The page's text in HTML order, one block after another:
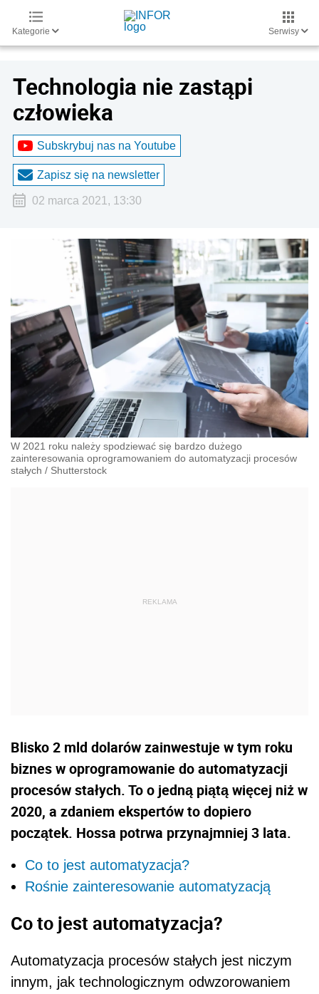
Kategorie Serwisy
Technologia nie zastąpi
człowieka
Subskrybuj nas na Youtube
Zapisz się na newsletter
02 marca 2021, 13:30
W 2021 roku należy spodziewać się bardzo dużego
zainteresowania oprogramowaniem do automatyzacji procesów
stałych / Shutterstock
Blisko 2 mld dolarów zainwestuje w tym roku
biznes w oprogramowanie do automatyzacji
procesów stałych. To o jedną piątą więcej niż w
2020, a zdaniem ekspertów to dopiero
początek. Hossa potrwa przynajmniej 3 lata.
Co to jest automatyzacja?
Rośnie zainteresowanie automatyzacją
Co to jest automatyzacja?
Automatyzacja procesów stałych jest niczym
innym, jak technologicznym odwzorowaniem